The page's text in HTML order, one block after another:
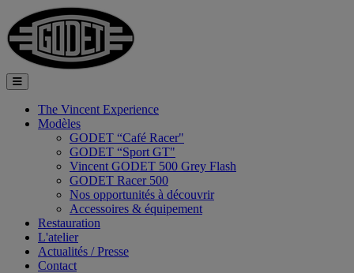
The Vincent Experience
Modèles
GODET “Café Racer"
GODET “Sport GT"
Vincent GODET 500 Grey Flash
GODET Racer 500
Nos opportunités à découvrir
Accessoires & équipement
Restauration
L'atelier
Actualités / Presse
Contact